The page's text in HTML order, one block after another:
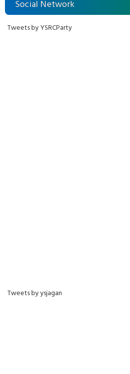
Social Network
Tweets by YSRCParty
Tweets by ysjagan